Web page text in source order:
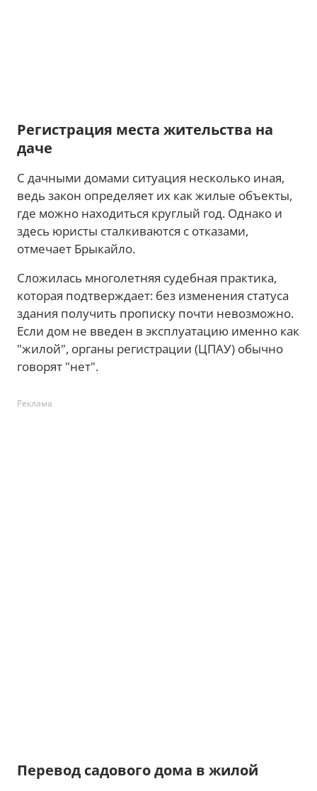
Регистрация места жительства на
даче
С дачными домами ситуация несколько иная,
ведь закон определяет их как жилые объекты,
где можно находиться круглый год. Однако и
здесь юристы сталкиваются с отказами,
отмечает Брыкайло.
Сложилась многолетняя судебная практика,
которая подтверждает: без изменения статуса
здания получить прописку почти невозможно.
Если дом не введен в эксплуатацию именно как
"жилой", органы регистрации (ЦПАУ) обычно
говорят "нет".
Реклама
Перевод садового дома в жилой